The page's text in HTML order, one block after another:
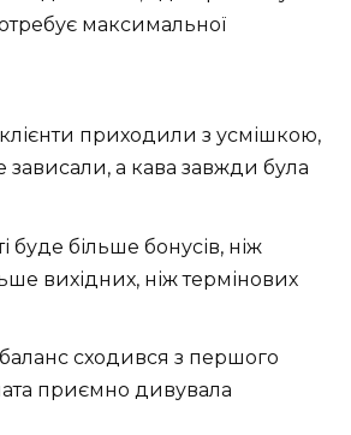
максимальної
приходили з усмішкою,
а кава завжди була
буде більше бонусів, ніж
вихідних, ніж термінових
сходився з першого
приємно дивувала